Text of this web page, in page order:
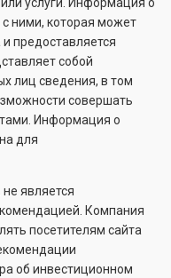
ними, которая может
предоставляется
собой
лиц сведения, в том
совершать
Информация о
для
является
Компания
посетителям сайта
об инвестиционном